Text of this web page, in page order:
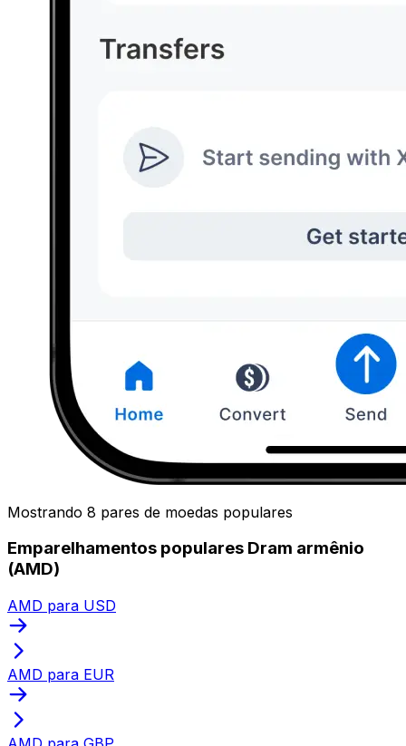
Mostrando 8 pares de moedas populares
Emparelhamentos populares Dram armênio
(AMD)
AMD para USD
AMD para EUR